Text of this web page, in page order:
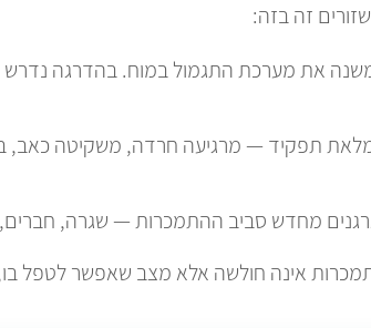
זה בזה:
את מערכת התגמול במוח. בהדרגה נדרש
תפקיד — מרגיעה חרדה, משקיטה כאב,
מחדש סביב ההתמכרות — שגרה,
אינה חולשה אלא מצב שאפשר לטפל בו,